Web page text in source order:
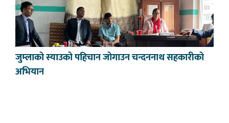
जुम्लाको स्याउको पहिचान जोगाउन चन्दननाथ सहकारीको
अभियान